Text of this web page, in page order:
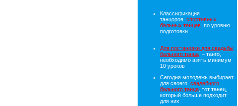
Классификация
танцоров спортивных
бальных танцев по уровню
подготовки
Для постановки для свадьбы
бального танца – танго,
необходимо взять минимум
10 уроков
Сегодня молодежь выбирает
для своего свадебного
бального танца , тот танец,
который больше подходит
для них